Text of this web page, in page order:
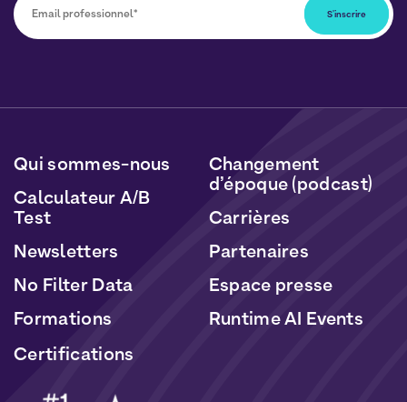
données seront traitées conformément à notre
et deCookies
Qui sommes-nous
Calculateur A/B
Test
Newsletters
No Filter Data
Formations
Changement
d’époque (podcast)
Carrières
Partenaires
Espace presse
Runtime AI Events
Certifications